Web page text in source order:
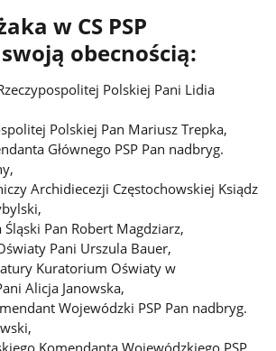
w CS PSP
obecnością:
Polskiej Pani Lidia
Polskiej Pan Mariusz Trepka,
Głównego PSP Pan nadbryg.
Archidiecezji Częstochowskiej Ksiądz
Pan Robert Magdziarz,
Pani Urszula Bauer,
Kuratorium Oświaty w
Alicja Janowska,
Wojewódzki PSP Pan nadbryg.